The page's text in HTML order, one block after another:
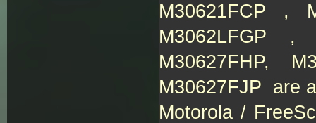
M30621FCP ,
M3062LFGP ,
M30627FHP,
M30627FJP are
Motorola /